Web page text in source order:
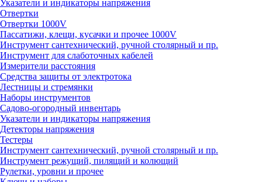
Указатели и индикаторы напряжения
Отвертки
Отвертки 1000V
Пассатижи, клещи, кусачки и прочее 1000V
Инструмент сантехнический, ручной столярный и пр.
Инструмент для слаботочных кабелей
Измерители расстояния
Средства защиты от электротока
Лестницы и стремянки
Наборы инструментов
Садово-огородный инвентарь
Указатели и индикаторы напряжения
Детекторы напряжения
Тестеры
Инструмент сантехнический, ручной столярный и пр.
Инструмент режущий, пилящий и колющий
Рулетки, уровни и прочее